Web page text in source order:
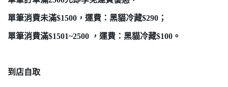
單筆消費未滿$1500，運費：黑貓冷藏$290；
單筆消費滿$1501~2500 ，運費：黑貓冷藏$100。
到店自取